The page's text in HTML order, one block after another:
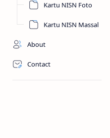
Kartu NISN Foto
Kartu NISN Massal
About
Contact